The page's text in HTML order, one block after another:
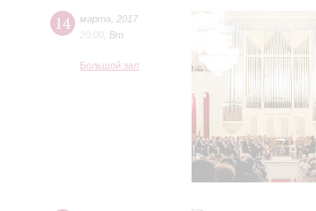
14 марта
2017
20:00 Вт
Большой зал